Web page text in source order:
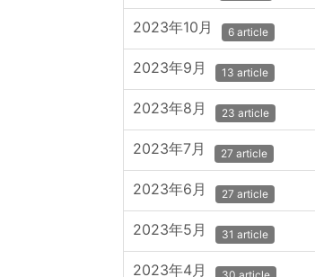
2023年10月 6 article
2023年9月 13 article
2023年8月 23 article
2023年7月 27 article
2023年6月 27 article
2023年5月 31 article
2023年4月